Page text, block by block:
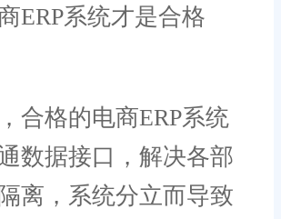
ERP系统才是合格
格的电商ERP系统
数据接口，解决各部
离，系统分立而导致